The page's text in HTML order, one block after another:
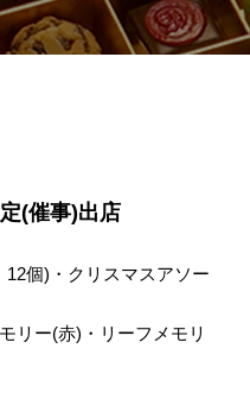
(催事)出店
個)・クリスマスアソー
リー(赤)・リーフメモリ